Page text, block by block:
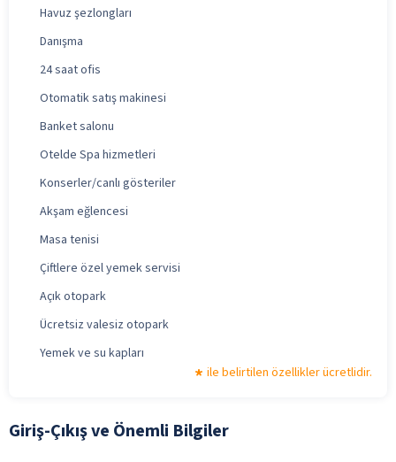
Havuz şezlongları
Danışma
24 saat ofis
Otomatik satış makinesi
Banket salonu
Otelde Spa hizmetleri
Konserler/canlı gösteriler
Akşam eğlencesi
Masa tenisi
Çiftlere özel yemek servisi
Açık otopark
Ücretsiz valesiz otopark
Yemek ve su kapları
ile belirtilen özellikler ücretlidir.
Giriş-Çıkış ve Önemli Bilgiler